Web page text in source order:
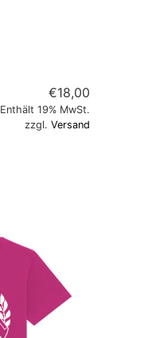
€18,00
Enthält 19% MwSt.
zzgl.Versand